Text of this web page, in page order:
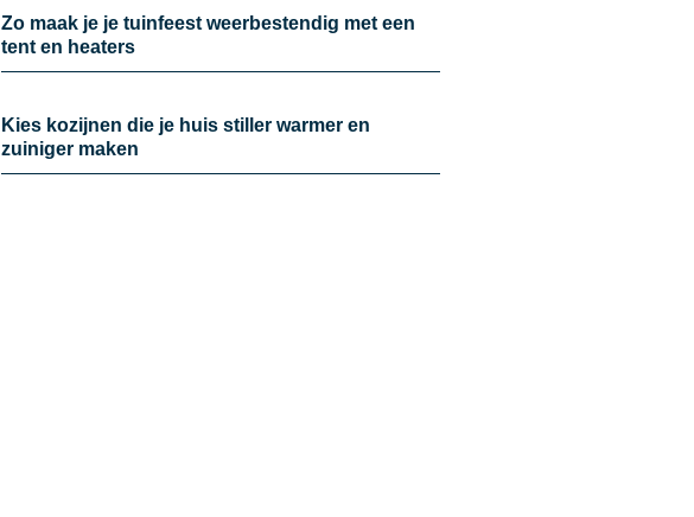
Zo maak je je tuinfeest weerbestendig met een
tent en heaters
Kies kozijnen die je huis stiller warmer en
zuiniger maken